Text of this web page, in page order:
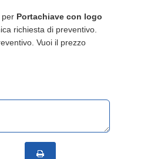
per Portachiave con logo
richiesta di preventivo.
Vuoi il prezzo